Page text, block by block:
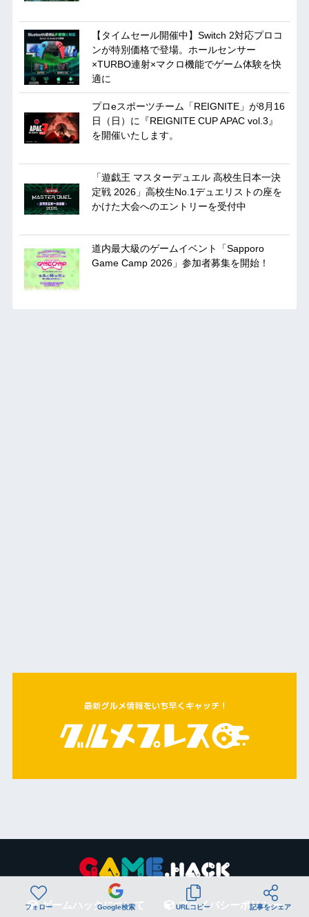
【タイムセール開催中】Switch 2対応プロコ
ンが特別価格で登場。ホールセンサー
×TURBO連射×マクロ機能でゲーム体験を快
適に
プロeスポーツチーム「REIGNITE」が8月16
日（日）に『REIGNITE CUP APAC vol.3』
を開催いたします。
「遊戯王 マスターデュエル 高校生日本一決
定戦 2026」高校生No.1デュエリストの座を
かけた大会へのエントリーを受付中
道内最大級のゲームイベント「Sapporo
Game Camp 2026」参加者募集を開始！
ゲームハックについて プライバシーポリシー
フォロー Google検索 URLコピー 記事をシェア